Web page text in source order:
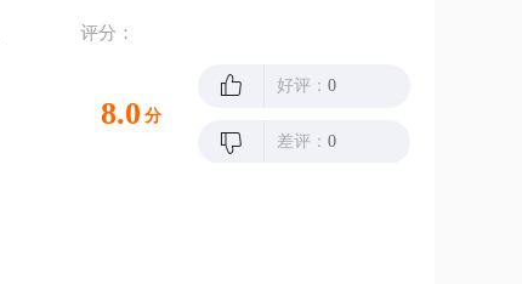
评分：
8.0 分
好评： 0
差评： 0